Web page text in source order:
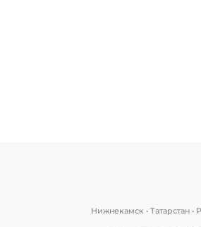
Нижнекамск • Татарстан •